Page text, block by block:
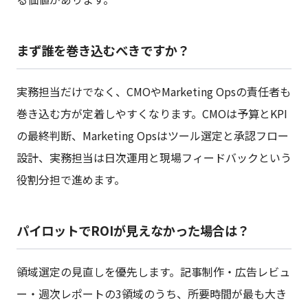
まず誰を巻き込むべきですか？
実務担当だけでなく、CMOやMarketing Opsの責任者も
巻き込む方が定着しやすくなります。CMOは予算とKPI
の最終判断、Marketing Opsはツール選定と承認フロー
設計、実務担当は日次運用と現場フィードバックという
役割分担で進めます。
パイロットでROIが見えなかった場合は？
領域選定の見直しを優先します。記事制作・広告レビュ
ー・週次レポートの3領域のうち、所要時間が最も大き